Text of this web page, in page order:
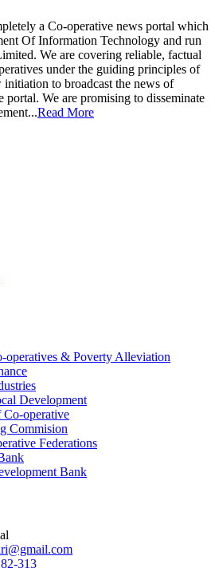
a Co-operative news portal which
Of Information Technology and run
We are covering reliable, factual
under the guiding principles of
to broadcast the news of
portal. We are promising to disseminate
Read More
operatives & Poverty Alleviation
Development
Co-operative
Commision
Federations
Bank
313